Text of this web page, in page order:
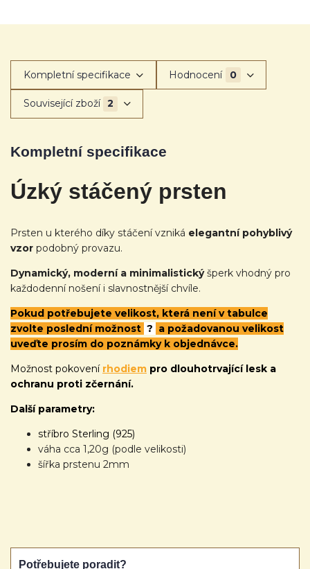
Kompletní specifikace Hodnocení 0
Související zboží 2
Kompletní specifikace
Úzký stáčený prsten
Prsten u kterého díky stáčení vzniká elegantní pohyblivý
vzor podobný provazu.
Dynamický, moderní a minimalistickýšperk vhodný pro
každodenní nošení i slavnostnější chvíle.
Pokud potřebujete velikost, která není v tabulce
zvolte poslední možnost ? a požadovanou velikost
uveďte prosím do poznámky k objednávce.
Možnost pokovení rhodiem pro dlouhotrvající lesk a
ochranu proti zčernání.
Další parametry:
stříbro Sterling (925)
váha cca 1,20g (podle velikosti)
šířka prstenu 2mm
Potřebujete poradit?